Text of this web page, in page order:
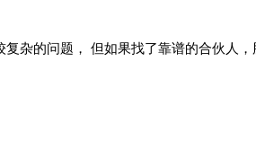
复杂的问题， 但如果找了靠谱的合伙人